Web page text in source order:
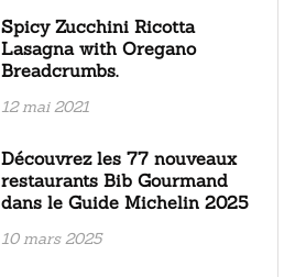
Spicy Zucchini Ricotta
Lasagna with Oregano
Breadcrumbs.
12 mai 2021
Découvrez les 77 nouveaux
restaurants Bib Gourmand
dans le Guide Michelin 2025
10 mars 2025